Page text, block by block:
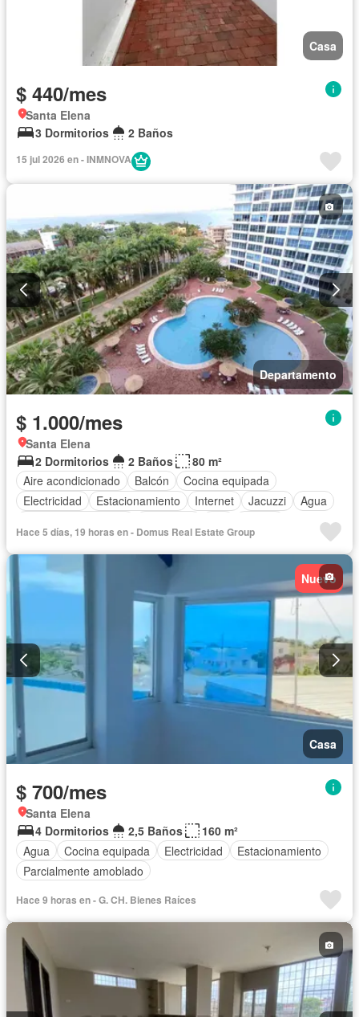
Casa
$ 440/mes
Santa Elena
3 Dormitorios
2 Baños
15 jul 2026 en - INMNOVA
Departamento
$ 1.000/mes
Santa Elena
2 Dormitorios
2 Baños
80 m²
Aire acondicionado
Balcón
Cocina equipada
Electricidad
Estacionamiento Internet Jacuzzi
Agua
Gas natural
Vista panorámica
Cuarto de servicio
Armario empotrado
Cocina integral
Conserje
Área para niños
Ascensor
Completamente amoblado
Hace 5 días, 19 horas en - Domus Real Estate Group
Nuevo
Casa
$ 700/mes
Santa Elena
4 Dormitorios
2,5 Baños
160 m²
Agua
Cocina equipada Electricidad
Estacionamiento
Parcialmente amoblado
Hace 9 horas en - G. CH. Bienes Raíces